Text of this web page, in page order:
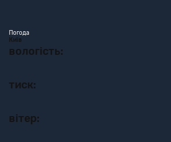
Погода
Київ
вологість:
тиск:
вітер: